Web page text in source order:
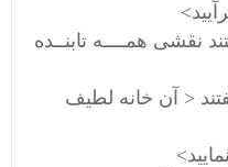
نقشی همــــه تابنــده
< آن خانه لطیف